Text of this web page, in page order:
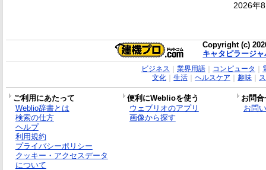
2026年
Copyright (c)
キャタピラージ
ビジネス 業界用語｜ コンピュータ
文化｜ 生活｜ ヘルスケア 趣味｜
ご利用にあたって 便利にWeblioを使う
お問
Weblio辞書とは
検索の仕方
ヘルプ
利用規約
プライバシーポリシー
クッキー・アクセスデータ
について
ウェブリオのアプリ
画像から探す
お問